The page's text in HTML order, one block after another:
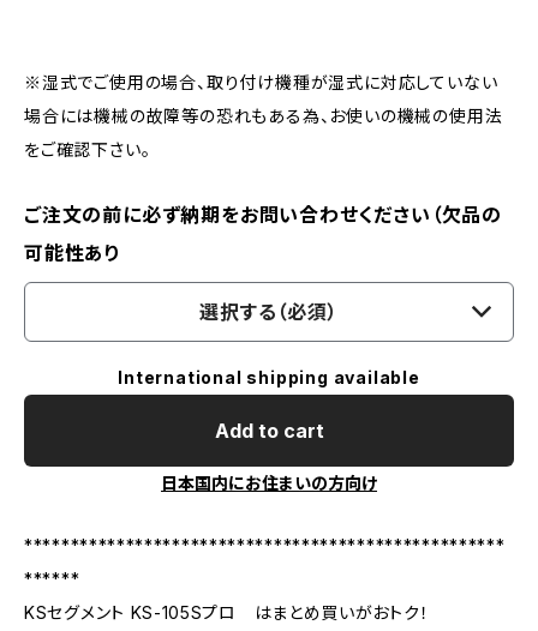
※湿式でご使用の場合、取り付け機種が湿式に対応していない
場合には機械の故障等の恐れもある為、お使いの機械の使用法
をご確認下さい。
ご注文の前に必ず納期をお問い合わせください（欠品の
可能性あり
選択する（必須）
International shipping available
Add to cart
日本国内にお住まいの方向け
****************************************************
******
KSセグメント KS-105Sプロ はまとめ買いがおトク！